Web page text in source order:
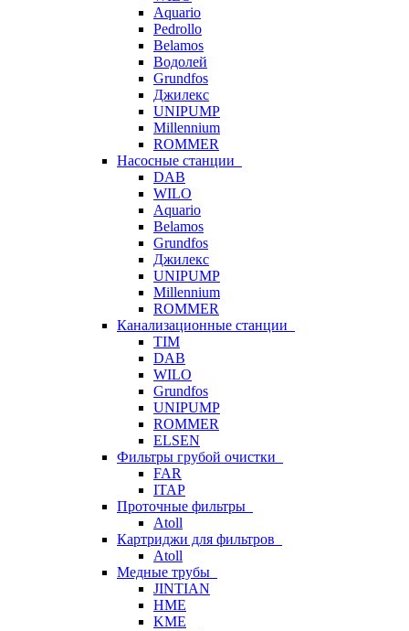
Aquario
Pedrollo
Belamos
Водолей
Grundfos
Джилекс
UNIPUMP
Millennium
ROMMER
Насосные станции
DAB
WILO
Aquario
Belamos
Grundfos
Джилекс
UNIPUMP
Millennium
ROMMER
Канализационные станции
TIM
DAB
WILO
Grundfos
UNIPUMP
ROMMER
ELSEN
Фильтры грубой очистки
FAR
ITAP
Проточные фильтры
Atoll
Картриджи для фильтров
Atoll
Медные трубы
JINTIAN
HME
KME